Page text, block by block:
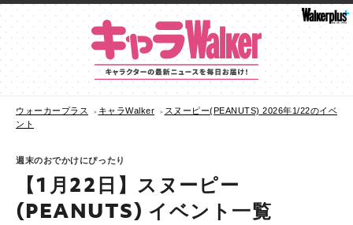
ウォーカープラス キャラWalker
スヌーピー(PEANUTS) 2026年1/22のイベ
ント
週末のおでかけにぴったり
【1月22日】スヌーピー
(PEANUTS) イベント一覧